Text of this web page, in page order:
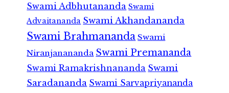
Swami Adbhutananda Swami
Advaitananda Swami Akhandananda
Swami Brahmananda Swami
Niranjanananda Swami Premananda
Swami Ramakrishnananda Swami
Saradananda Swami Sarvapriyananda